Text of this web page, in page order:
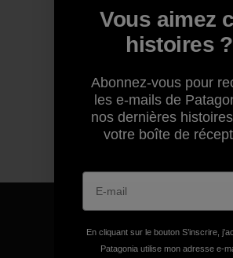
Vous aimez
histoires ?
Abonnez-vous pour
les e-mails de
nos dernières
votre boîte de
En cliquant sur le bouton S’inscrire,
Patagonia utilise mon adresse e-